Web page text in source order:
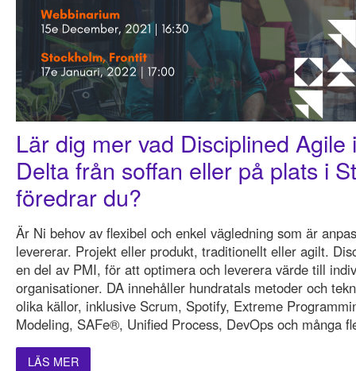
Lär dig mer vad Disciplined Agile
Delta från soffan eller på plats i
föredrar du?
Är Ni behov av flexibel och enkel vägledning som är
levererar. Projekt eller produkt, traditionellt eller agilt.
en del av PMI, för att optimera och leverera värde till
organisationer. DA innehåller hundratals metoder och
olika källor, inklusive Scrum, Spotify, Extreme
Modeling, SAFe®, Unified Process, DevOps och många
LÄS MER